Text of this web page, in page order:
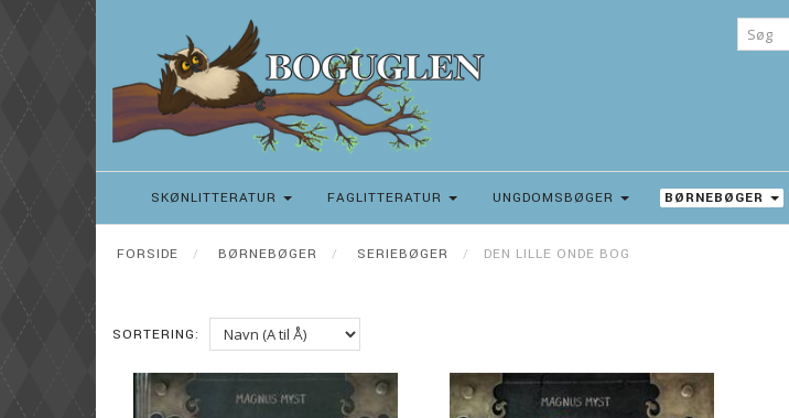
SKØNLITTERATUR FAGLITTERATUR UNGDOMSBØGER BØRNEBØGER
FORSIDE BØRNEBØGER SERIEBØGER DEN LILLE ONDE BOG
SORTERING: